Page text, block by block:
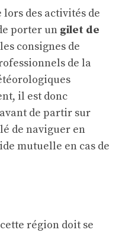
des activités de
porter un gilet de
consignes de
de la
il est donc
de partir sur
de naviguer en
mutuelle en cas de
région doit se